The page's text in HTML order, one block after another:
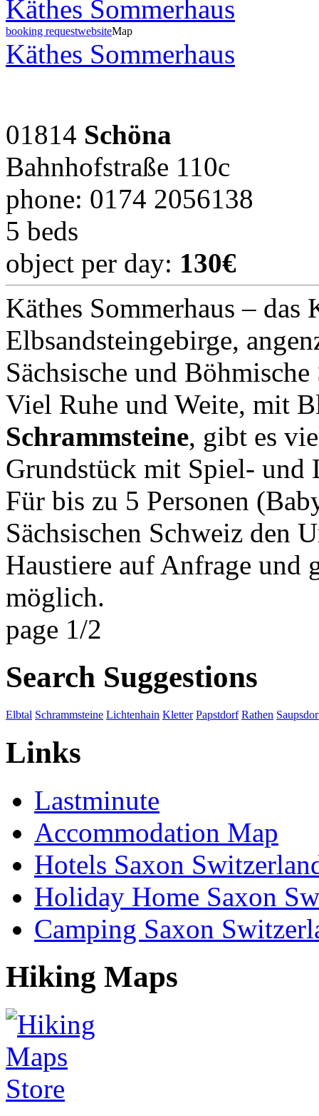
Käthes Sommerhaus
booking requestwebsiteMap
Käthes Sommerhaus
01814 Schöna
Bahnhofstraße 110c
phone: 0174 2056138
5 beds
object per day: 130€
Käthes Sommerhaus –
Elbsandsteingebirge,
Sächsische und
Viel Ruhe und Weite, mit
Schrammsteine, gibt es
Grundstück mit Spiel- und
Für bis zu 5 Personen
Sächsischen Schweiz den
Haustiere auf Anfrage und
möglich.
page 1/2
Search Suggestions
Elbtal Schrammsteine Lichtenhain Kletter Papstdorf Rathen
Links
Lastminute
Accommodation Map
Hotels Saxon
Holiday Home Saxon
Camping Saxon
Hiking Maps